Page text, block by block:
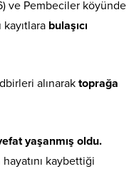
ve Pembeciler köyünde
kayıtlara bulaşıcı
alınaraktoprağa
yaşanmış oldu.
kaybettiği